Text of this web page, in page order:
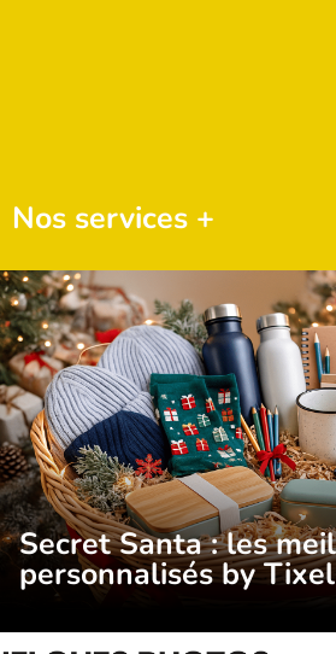
Nos services +
Secret Santa : les
personnalisés by Tixel